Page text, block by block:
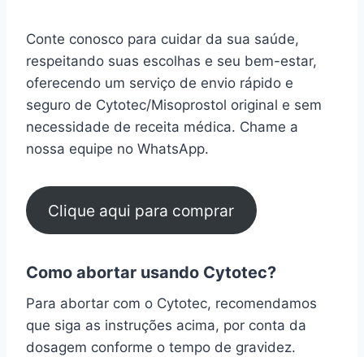
Conte conosco para cuidar da sua saúde,
respeitando suas escolhas e seu bem-estar,
oferecendo um serviço de envio rápido e
seguro de Cytotec/Misoprostol original e sem
necessidade de receita médica. Chame a
nossa equipe no WhatsApp.
Clique aqui para comprar
Como abortar usando Cytotec?
Para abortar com o Cytotec, recomendamos
que siga as instruções acima, por conta da
dosagem conforme o tempo de gravidez.